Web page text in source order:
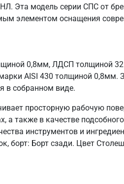
Эта модель серии СПС от
элементом оснащения
0,8мм, ЛДСП толщиной
AISI 430 толщиной 0,8мм.
в собранном виде.
просторную рабочую
также в качестве
инструментов и
борт: Борт сзади. Цвет